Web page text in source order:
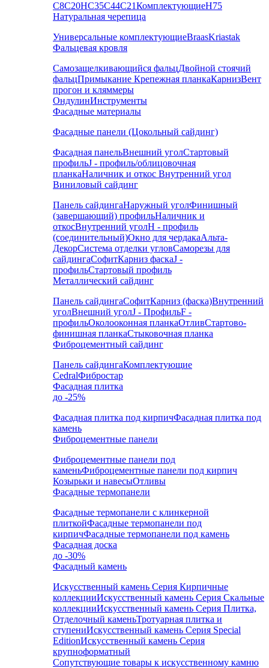
С8С20НС35С44С21КомплектующиеН75
Натуральная черепица
Универсальные комплектующиеBraasKriastak
Фальцевая кровля
Самозащелкивающийся фальцДвойной стоячий
фальцПримыкание Крепежная планкаКарнизВент
прогон и кляммеры
ОндулинИнструменты
Фасадные материалы
Фасадные панели (Цокольный сайдинг)
Фасадная панельВнешний уголСтартовый
профильJ - профиль/облицовочная
планкаНаличник и откос Внутренний угол
Виниловый сайдинг
Панель сайдингаНаружный уголФинишный
(завершающий) профильНаличник и
откосВнутренний уголH - профиль
(соединительный)Окно для чердакаАльта-
ДекорСистема отделки угловСаморезы для
сайдингаСофитКарниз фаскаJ -
профильСтартовый профиль
Металлический сайдинг
Панель сайдингаСофитКарниз (фаска)Внутренний
уголВнешний уголJ - ПрофильF -
профильОколооконная планкаОтливСтартово-
финишная планкаСтыковочная планка
Фиброцементный сайдинг
Панель сайдингаКомплектующие
CedralФибростар
Фасадная плитка
до -25%
Фасадная плитка под кирпичФасадная плитка под
камень
Фиброцементные панели
Фиброцементные панели под
каменьФиброцементные панели под кирпич
Козырьки и навесыОтливы
Фасадные термопанели
Фасадные термопанели с клинкерной
плиткойФасадные термопанели под
кирпичФасадные термопанели под камень
Фасадная доска
до -30%
Фасадный камень
Искусственный камень Серия Кирпичные
коллекцииИскусственный камень Серия Скальные
коллекцииИскусственный камень Серия Плитка,
Отделочный каменьТротуарная плитка и
ступениИскусственный камень Серия Special
EditionИскусственный камень Серия
крупноформатный
Сопутствующие товары к искусственному камню